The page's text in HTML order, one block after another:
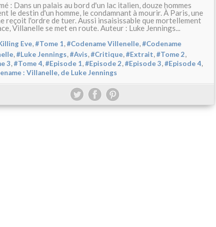
: Dans un palais au bord d'un lac italien, douze hommes
le destin d'un homme, le condamnant à mourir. À Paris, une
reçoit l'ordre de tuer. Aussi insaisissable que mortellement
Villanelle se met en route. Auteur : Luke Jennings...
Eve,#Tome 1,#Codename Villenelle,#Codename
,#Luke Jennings,#Avis,#Critique,#Extrait,#Tome 2,
3,#Tome 4,#Episode 1,#Episode 2,#Episode 3,#Episode 4,
: Villanelle, de Luke Jennings